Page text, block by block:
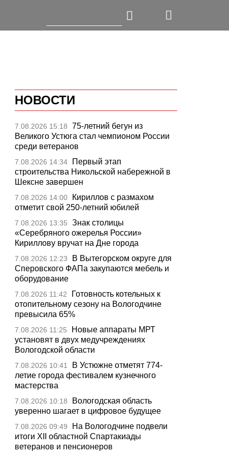
НОВОСТИ
7.08.2026 15:18
75-летний бегун из
Великого Устюга стал чемпионом России
среди ветеранов
7.08.2026 14:34
Первый этап
строительства Никольской набережной в
Шексне завершен
7.08.2026 14:00
Кириллов с размахом
отметит свой 250-летний юбилей
7.08.2026 13:35
Знак столицы
«Серебряного ожерелья России»
Кириллову вручат на Дне города
7.08.2026 12:23
В Вытегорском округе для
Сперовского ФАПа закупаются мебель и
оборудование
7.08.2026 11:42
Готовность котельных к
отопительному сезону на Вологодчине
превысила 65%
7.08.2026 11:25
Новые аппараты МРТ
установят в двух медучреждениях
Вологодской области
7.08.2026 10:41
В Устюжне отметят 774-
летие города фестивалем кузнечного
мастерства
7.08.2026 10:18
Вологодская область
уверенно шагает в цифровое будущее
7.08.2026 09:49
На Вологодчине подвели
итоги XII областной Спартакиады
ветеранов и пенсионеров